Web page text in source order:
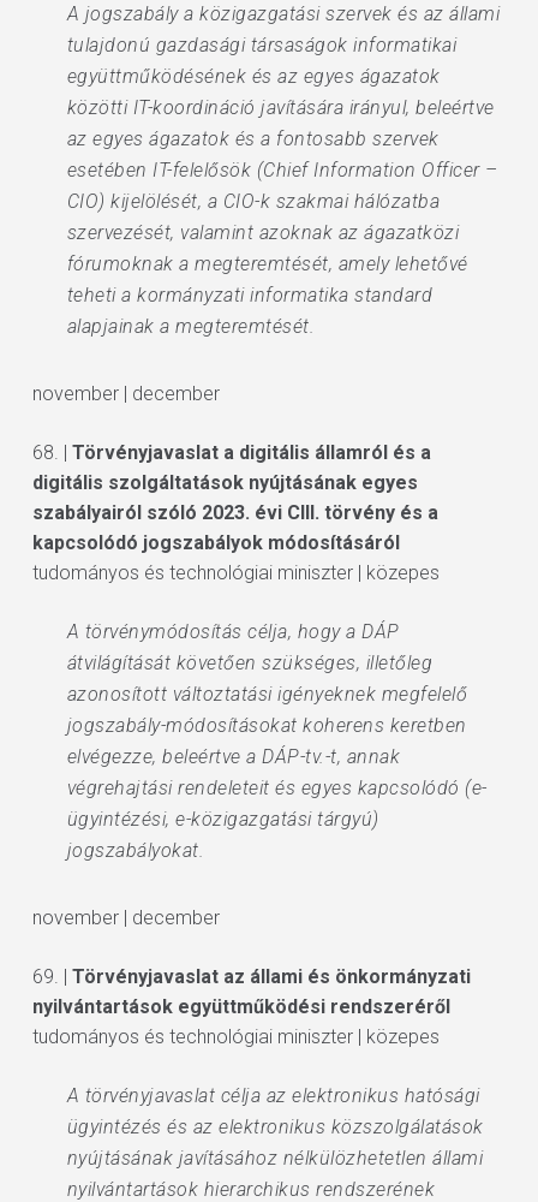
A jogszabály a közigazgatási szervek és az állami
tulajdonú gazdasági társaságok informatikai
együttműködésének és az egyes ágazatok
közötti IT-koordináció javítására irányul, beleértve
az egyes ágazatok és a fontosabb szervek
esetében IT-felelősök (Chief Information Officer –
CIO) kijelölését, a CIO-k szakmai hálózatba
szervezését, valamint azoknak az ágazatközi
fórumoknak a megteremtését, amely lehetővé
teheti a kormányzati informatika standard
alapjainak a megteremtését.
november | december
68. | Törvényjavaslat a digitális államról és a
digitális szolgáltatások nyújtásának egyes
szabályairól szóló 2023. évi CIII. törvény és a
kapcsolódó jogszabályok módosításáról
tudományos és technológiai miniszter | közepes
A törvénymódosítás célja, hogy a DÁP
átvilágítását követően szükséges, illetőleg
azonosított változtatási igényeknek megfelelő
jogszabály-módosításokat koherens keretben
elvégezze, beleértve a DÁP-tv.-t, annak
végrehajtási rendeleteit és egyes kapcsolódó (e-
ügyintézési, e-közigazgatási tárgyú)
jogszabályokat.
november | december
69. | Törvényjavaslat az állami és önkormányzati
nyilvántartások együttműködési rendszeréről
tudományos és technológiai miniszter | közepes
A törvényjavaslat célja az elektronikus hatósági
ügyintézés és az elektronikus közszolgálatások
nyújtásának javításához nélkülözhetetlen állami
nyilvántartások hierarchikus rendszerének